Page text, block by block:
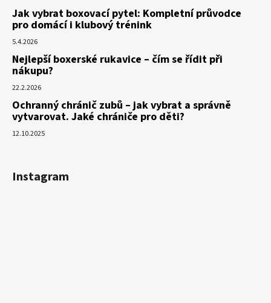
Jak vybrat boxovací pytel: Kompletní průvodce
pro domácí i klubový trénink
5.4.2026
Nejlepší boxerské rukavice – čím se řídit při
nákupu?
22.2.2026
Ochranný chránič zubů – jak vybrat a správně
vytvarovat. Jaké chrániče pro děti?
12.10.2025
Instagram